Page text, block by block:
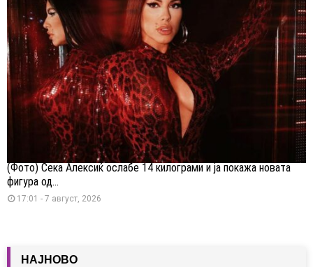
(Фото) Сека Алексиќ ослабе 14 килограми и ја покажа новата
фигура од...
17:01 - 7 август, 2026
НАЈНОВО